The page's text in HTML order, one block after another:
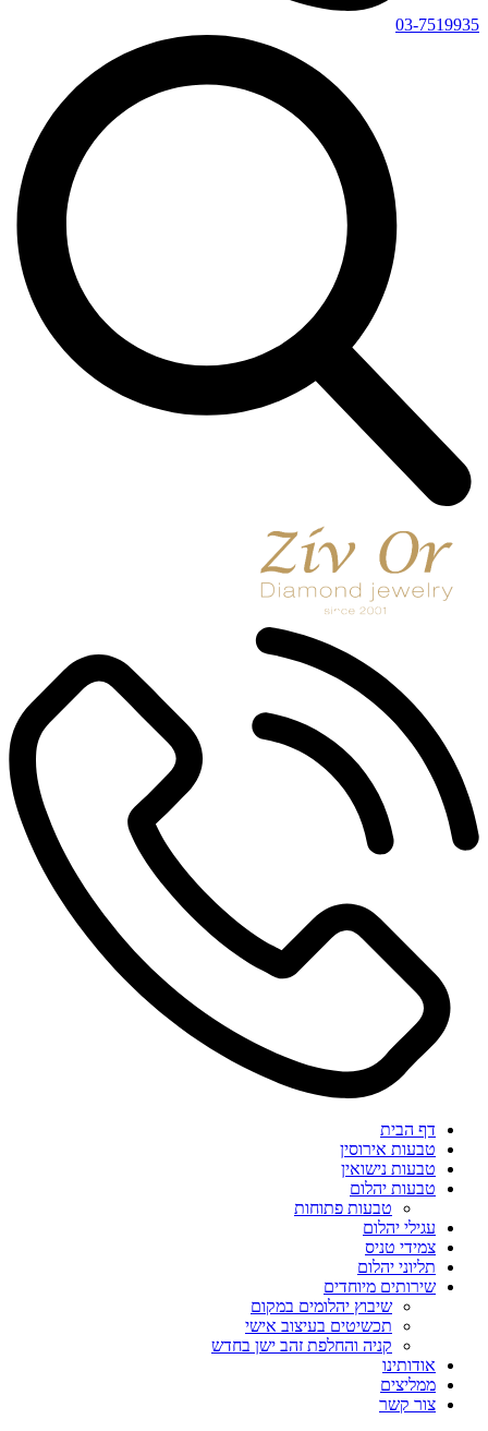
03-7519935
דף הבית
טבעות אירוסין
טבעות נישואין
טבעות יהלום
טבעות פתוחות
עגילי יהלום
צמידי טניס
תליוני יהלום
שירותים מיוחדים
שיבוץ יהלומים במקום
תכשיטים בעיצוב אישי
קניה והחלפת זהב ישן בחדש
אודותינו
ממליצים
צור קשר